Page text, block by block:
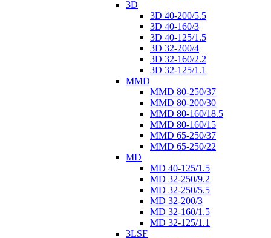
3D
3D 40-200/5.5
3D 40-160/3
3D 40-125/1.5
3D 32-200/4
3D 32-160/2.2
3D 32-125/1.1
MMD
MMD 80-250/37
MMD 80-200/30
MMD 80-160/18.5
MMD 80-160/15
MMD 65-250/37
MMD 65-250/22
MD
MD 40-125/1.5
MD 32-250/9.2
MD 32-250/5.5
MD 32-200/3
MD 32-160/1.5
MD 32-125/1.1
3LSF